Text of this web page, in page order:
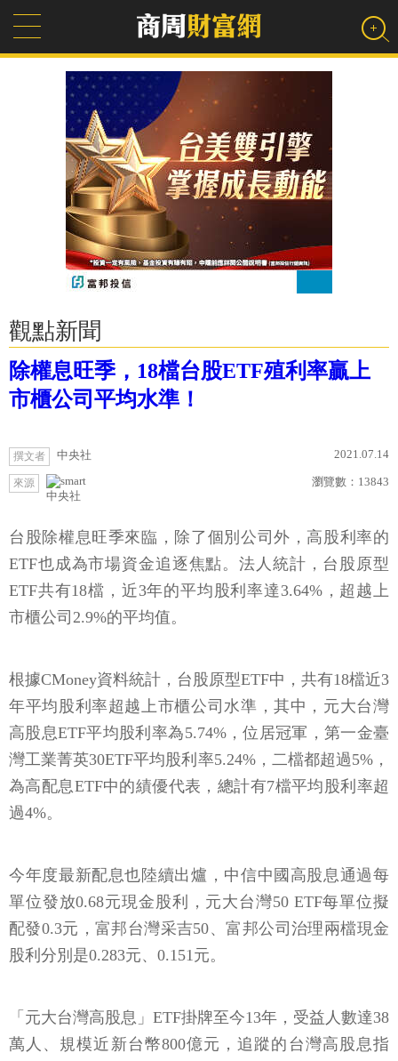
觀點新聞
除權息旺季，18檔台股ETF殖利率贏上
市櫃公司平均水準！
撰文者 中央社 2021.07.14
來源
中央社
瀏覽數： 13843
台股除權息旺季來臨，除了個別公司外，高股利率的
ETF也成為市場資金追逐焦點。法人統計，台股原型
ETF共有18檔，近3年的平均股利率達3.64%，超越上
市櫃公司2.9%的平均值。
根據CMoney資料統計，台股原型ETF中，共有18檔近3
年平均股利率超越上市櫃公司水準，其中，元大台灣
高股息ETF平均股利率為5.74%，位居冠軍，第一金臺
灣工業菁英30ETF平均股利率5.24%，二檔都超過5%，
為高配息ETF中的績優代表，總計有7檔平均股利率超
過4%。
今年度最新配息也陸續出爐，中信中國高股息通過每
單位發放0.68元現金股利，元大台灣50 ETF每單位擬
配發0.3元，富邦台灣采吉50、富邦公司治理兩檔現金
股利分別是0.283元、0.151元。
「元大台灣高股息」ETF掛牌至今13年，受益人數達38
萬人、規模近新台幣800億元，追蹤的台灣高股息指